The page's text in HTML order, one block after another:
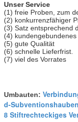
Unser Service
(1) freie Proben, zum
(2) konkurrenzfähiger
(3) Satz entsprechend
(4)
(5) gute Qualität
(6) schnelle Lieferfrist.
(7) viel des Vorrates
Umbauten:
d-
8 Stiftrechteckiges